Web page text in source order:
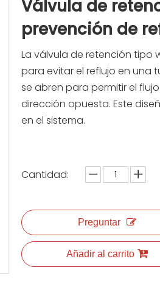
Válvula de
prevención de
La válvula de retención tipo
para evitar el reflujo en una
se abren para permitir el
dirección opuesta. Este
en el sistema.
Cantidad:
Preguntar
Añadir al carrito